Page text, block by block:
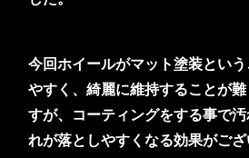
今回ホイールがマット塗装とい
やすく、綺麗に維持することが
すが、コーティングをする事で
れが落としやすくなる効果がござ